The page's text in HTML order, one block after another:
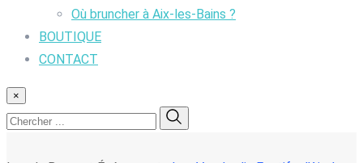
Où bruncher à Aix-les-Bains ?
BOUTIQUE
CONTACT
×